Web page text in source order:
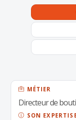
MÉTIER
Directeur de
SON